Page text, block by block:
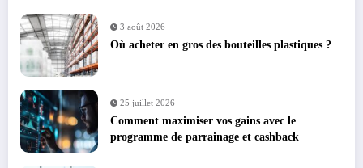
3 août 2026
Où acheter en gros des bouteilles plastiques ?
25 juillet 2026
Comment maximiser vos gains avec le
programme de parrainage et cashback